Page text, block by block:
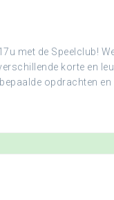
met de Speelclub!
korte en
opdrachten en